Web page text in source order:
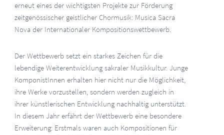
erneut eines der wichtigsten Projekte zur Förderung
zeitgenössischer geistlicher Chormusik: Musica Sacra
Nova der Internationaler Kompositionswettbewerb.
Der Wettbewerb setzt ein starkes Zeichen für die
lebendige Weiterentwicklung sakraler Musikkultur. Junge
KomponistInnen erhalten hier nicht nur die Möglichkeit,
ihre Werke vorzustellen, sondern werden zugleich in
ihrer künstlerischen Entwicklung nachhaltig unterstützt.
In diesem Jahr erfährt der Wettbewerb eine besondere
Erweiterung: Erstmals waren auch Kompositionen für